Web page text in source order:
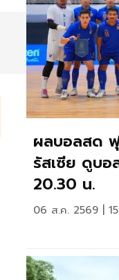
ผลบอลสด
รัสเซีย ดูบอ
20.30 น.
06 ส.ค. 2569 |